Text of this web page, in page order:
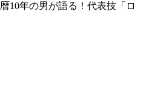
10年の男が語る！代表技「ロ